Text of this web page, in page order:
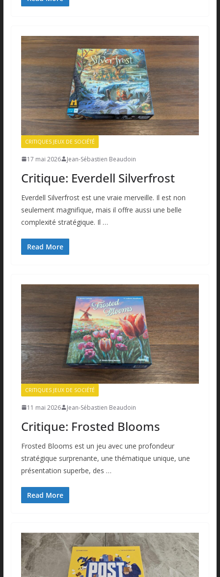
CRITIQUES JEUX DE SOCIÉTÉ
17 mai 2026 Jean-Sébastien Beaudoin
Critique: Everdell Silverfrost
Everdell Silverfrost est une vraie merveille. Il est non
seulement magnifique, mais il offre aussi une belle
complexité stratégique. Il …
Read More
CRITIQUES JEUX DE SOCIÉTÉ
11 mai 2026 Jean-Sébastien Beaudoin
Critique: Frosted Blooms
Frosted Blooms est un jeu avec une profondeur
stratégique surprenante, une thématique unique, une
présentation superbe, des …
Read More